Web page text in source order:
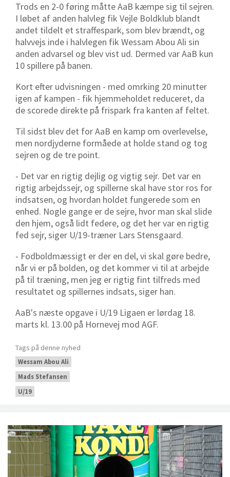
Trods en 2-0 føring måtte AaB kæmpe sig til sejren.
I løbet af anden halvleg fik Vejle Boldklub blandt
andet tildelt et straffespark, som blev brændt, og
halvvejs inde i halvlegen fik Wessam Abou Ali sin
anden advarsel og blev vist ud. Dermed var AaB kun
10 spillere på banen.
Kort efter udvisningen - med omrking 20 minutter
igen af kampen - fik hjemmeholdet reduceret, da
de scorede direkte på frispark fra kanten af feltet.
Til sidst blev det for AaB en kamp om overlevelse,
men nordjyderne formåede at holde stand og tog
sejren og de tre point.
- Det var en rigtig dejlig og vigtig sejr. Det var en
rigtig arbejdssejr, og spillerne skal have stor ros for
indsatsen, og hvordan holdet fungerede som en
enhed. Nogle gange er de sejre, hvor man skal slide
den hjem, også lidt federe, og det her var en rigtig
fed sejr, siger U/19-træner Lars Stensgaard.
- Fodboldmæssigt er der en del, vi skal gøre bedre,
når vi er på bolden, og det kommer vi til at arbejde
på til træning, men jeg er rigtig fint tilfreds med
resultatet og spillernes indsats, siger han.
AaB's næste opgave i U/19 Ligaen er lørdag 18.
marts kl. 13.00 på Hornevej mod AGF.
Tags på denne nyhed
Wessam Abou Ali
Mads Stefansen
U/19